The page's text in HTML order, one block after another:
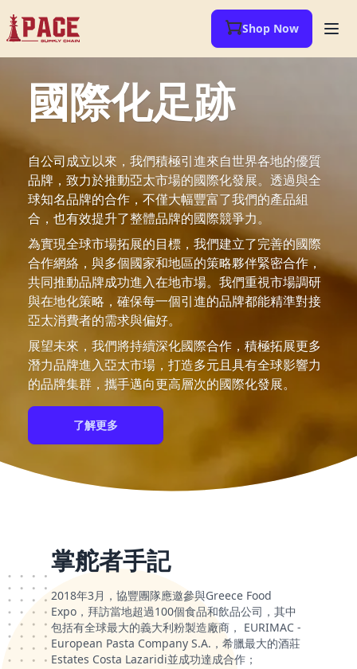
Shop Now
國際化足跡
自公司成立以來，我們積極引進來自世界各地的優質
品牌，致力於推動亞太市場的國際化發展。透過與全
球知名品牌的合作，不僅大幅豐富了我們的產品組
合，也有效提升了整體品牌的國際競爭力。
為實現全球市場拓展的目標，我們建立了完善的國際
合作網絡，與多個國家和地區的策略夥伴緊密合作，
共同推動品牌成功進入在地市場。我們重視市場調研
與在地化策略，確保每一個引進的品牌都能精準對接
亞太消費者的需求與偏好。
展望未來，我們將持續深化國際合作，積極拓展更多
潛力品牌進入亞太市場，打造多元且具有全球影響力
的品牌集群，攜手邁向更高層次的國際化發展。
了解更多
掌舵者手記
2018年3月，協豐團隊應邀參與Greece Food
Expo，拜訪當地超過100個食品和飲品公司，其中
包括有全球最大的義大利粉製造廠商， EURIMAC -
European Pasta Company S.A.，希臘最大的酒莊
Estates Costa Lazaridi並成功達成合作；